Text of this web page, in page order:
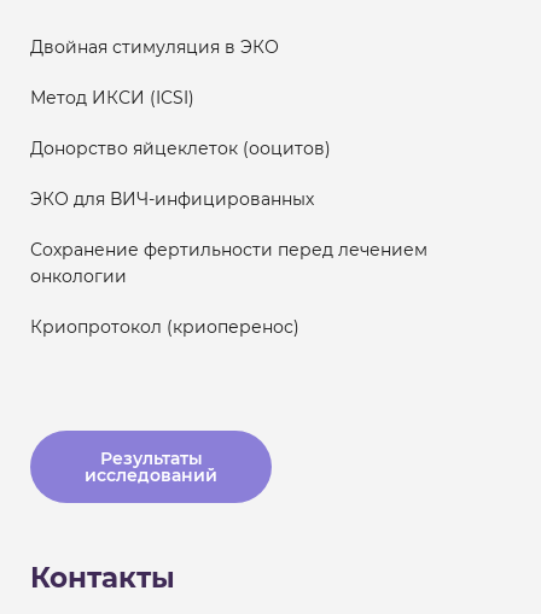
Двойная стимуляция в ЭКО
Метод ИКСИ (ICSI)
Донорство яйцеклеток (ооцитов)
ЭКО для ВИЧ-инфицированных
Сохранение фертильности перед лечением
онкологии
Криопротокол (криоперенос)
Результаты
исследований
Контакты